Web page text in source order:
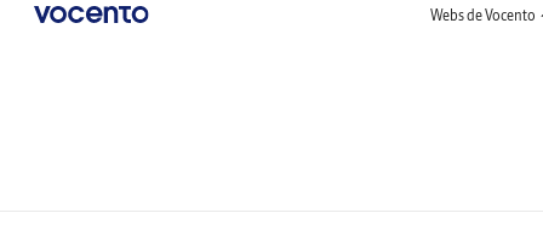
Webs de Vocento